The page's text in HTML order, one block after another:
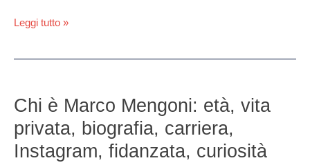
Leggi tutto »
Chi è Marco Mengoni: età, vita
privata, biografia, carriera,
Instagram, fidanzata, curiosità
è
Marco
Mengoni:
età,
vita